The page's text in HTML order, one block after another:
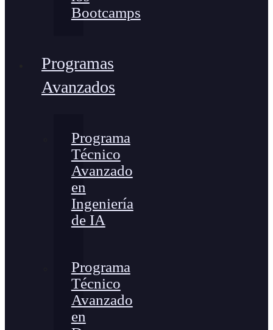
Bootcamps
Programas
Avanzados
Programa
Técnico
Avanzado
en
Ingeniería
de IA
Programa
Técnico
Avanzado
en